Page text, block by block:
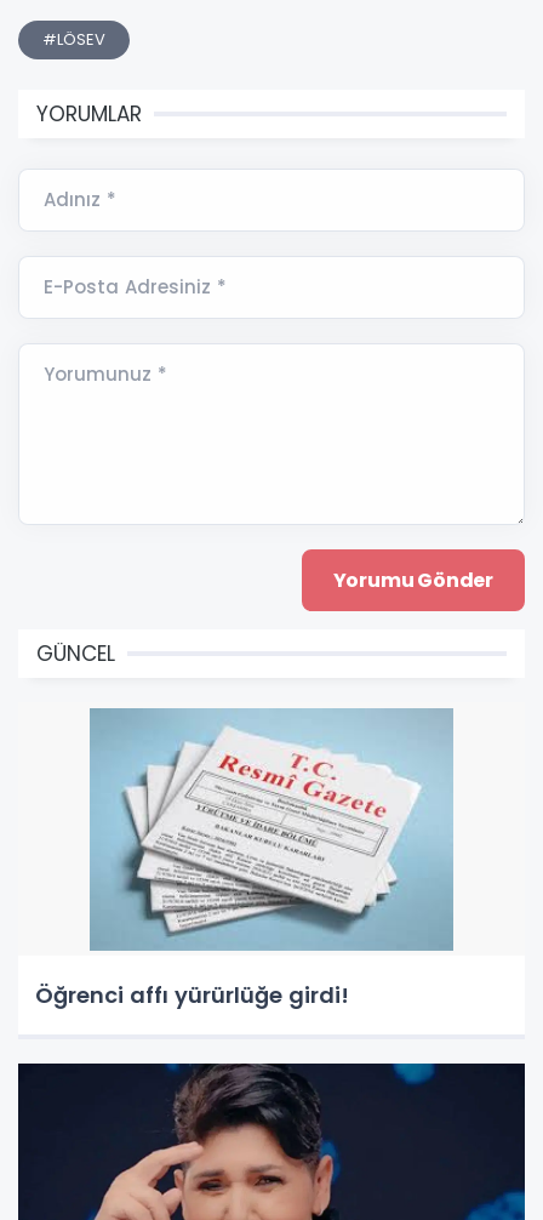
#LÖSEV
YORUMLAR
Adınız *
E-Posta Adresiniz *
Yorumunuz *
GÜNCEL
Öğrenci affı yürürlüğe girdi!